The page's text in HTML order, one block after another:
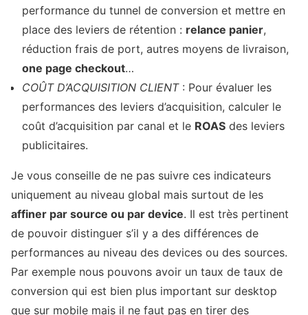
performance du tunnel de conversion et mettre en
place des leviers de rétention : relance panier,
réduction frais de port, autres moyens de livraison,
one page checkout…
COÛT D’ACQUISITION CLIENT: Pour évaluer les
performances des leviers d’acquisition, calculer le
coût d’acquisition par canal et le ROAS des leviers
publicitaires.
Je vous conseille de ne pas suivre ces indicateurs
uniquement au niveau global mais surtout de les
affiner par source ou par device. Il est très pertinent
de pouvoir distinguer s’il y a des différences de
performances au niveau des devices ou des sources.
Par exemple nous pouvons avoir un taux de taux de
conversion qui est bien plus important sur desktop
que sur mobile mais il ne faut pas en tirer des